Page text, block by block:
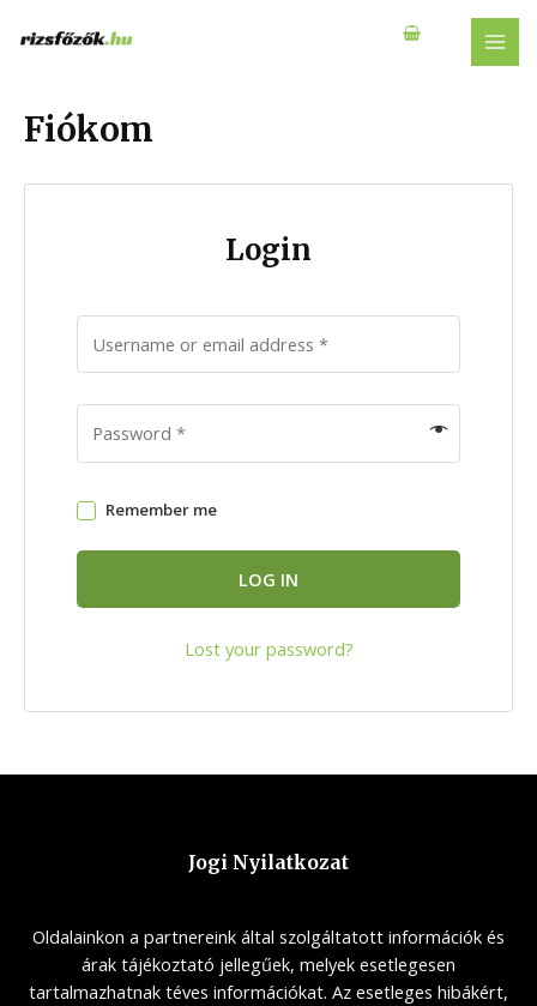
Fiókom
Login
Remember me
LOG IN
Lost your password?
Jogi Nyilatkozat
Oldalainkon a partnereink által szolgáltatott információk és
árak tájékoztató jellegűek, melyek esetlegesen
tartalmazhatnak téves információkat. Az esetleges hibákért,